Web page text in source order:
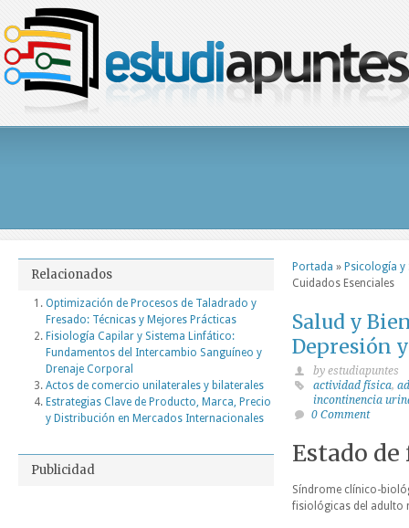
Portada » Psicología
Cuidados Esenciales
Salud y
Depresión
by estudiapuntes
actividad física,
incontinencia
0 Comment
Estado
Síndrome clínico-
fisiológicas del adulto
Relacionados
Optimización de Procesos de Taladrado y
Fresado: Técnicas y Mejores Prácticas
Fisiología Capilar y Sistema Linfático:
Fundamentos del Intercambio Sanguíneo y
Drenaje Corporal
Actos de comercio unilaterales y bilaterales
Estrategias Clave de Producto, Marca, Precio
y Distribución en Mercados Internacionales
Publicidad